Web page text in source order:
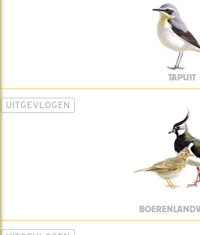
TAPUIT
UITGEVLOGEN